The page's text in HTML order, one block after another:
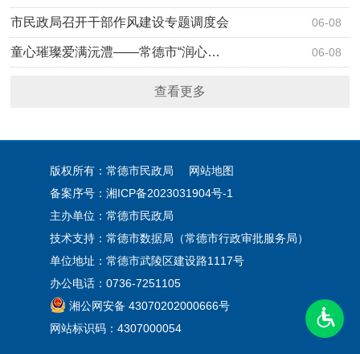
06-08
市民政局召开干部作风建设专题调度会
06-08
童心璀璨爱满沅澧——常德市“润心…
查看更多
版权所有：常德市民政局
网站地图
备案序号： 湘ICP备2023031904号-1
主办单位：常德市民政局
技术支持：常德市数据局（常德市行政审批服务局）
单位地址：常德市武陵区建设路1117号
办公电话：0736-7251105
湘公网安备 43070202000666号
网站标识码：4307000054